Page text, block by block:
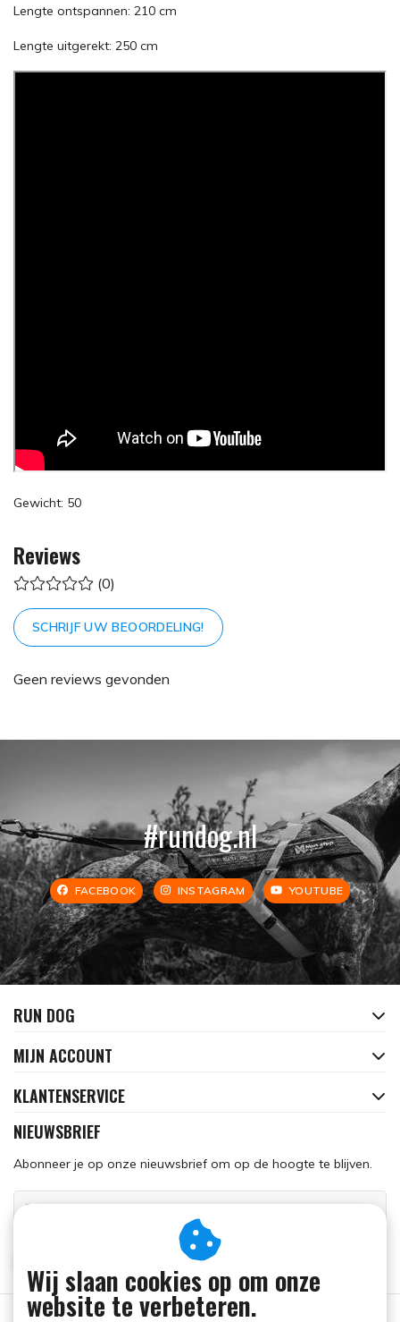
Lengte ontspannen: 210 cm
Lengte uitgerekt: 250 cm
Gewicht: 50
Reviews
(0)
SCHRIJF UW BEOORDELING!
Geen reviews gevonden
#rundog.nl
FACEBOOK INSTAGRAM YOUTUBE
RUN DOG
MIJN ACCOUNT
KLANTENSERVICE
NIEUWSBRIEF
Abonneer je op onze nieuwsbrief om op de hoogte te blijven.
Wij slaan cookies op om onze
website te verbeteren.